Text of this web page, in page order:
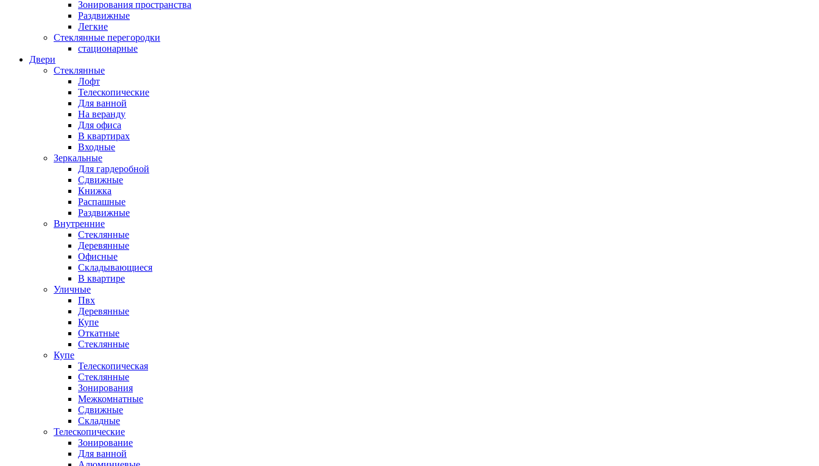
Зонирования пространства
Раздвижные
Легкие
Стеклянные перегородки
стационарные
Двери
Стеклянные
Лофт
Телескопические
Для ванной
На веранду
Для офиса
В квартирах
Входные
Зеркальные
Для гардеробной
Сдвижные
Книжка
Распашные
Раздвижные
Внутренние
Стеклянные
Деревянные
Офисные
Складывающиеся
В квартире
Уличные
Пвх
Деревянные
Купе
Откатные
Стеклянные
Купе
Телескопическая
Стеклянные
Зонирования
Межкомнатные
Сдвижные
Складные
Телескопические
Зонирование
Для ванной